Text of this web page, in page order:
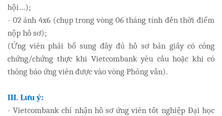
hội…);
- 02 ảnh 4x6 (chụp trong vòng 06 tháng tính đến thời điểm
nộp hồ sơ);
(Ứng viên phải bổ sung đầy đủ hồ sơ bản giấy có công
chứng/chứng thực khi Vietcombank yêu cầu hoặc khi có
thông báo ứng viên được vào vòng Phỏng vấn).
III. Lưu ý:
- Vietcombank chỉ nhận hồ sơ ứng viên tốt nghiệp Đại học